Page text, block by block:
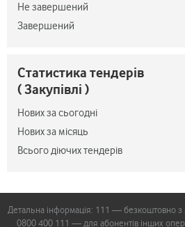
Не завершений
Завершений
Статистика тендерів
( Закупівлі )
Нових за сьогодні
Нових за місяць
Всього діючих тендерів
Детальна інформація: 111 — безкоштовно з
0800 400 111 — для абонентів інших